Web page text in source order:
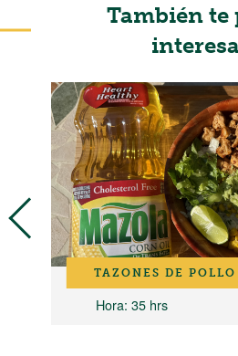
También te
TAZONES DE
Hora: 35 hrs